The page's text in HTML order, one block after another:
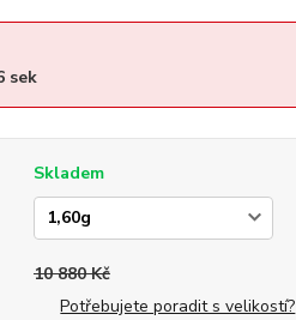
sek
Skladem
10 880 Kč
Potřebujete poradit s velikostí?